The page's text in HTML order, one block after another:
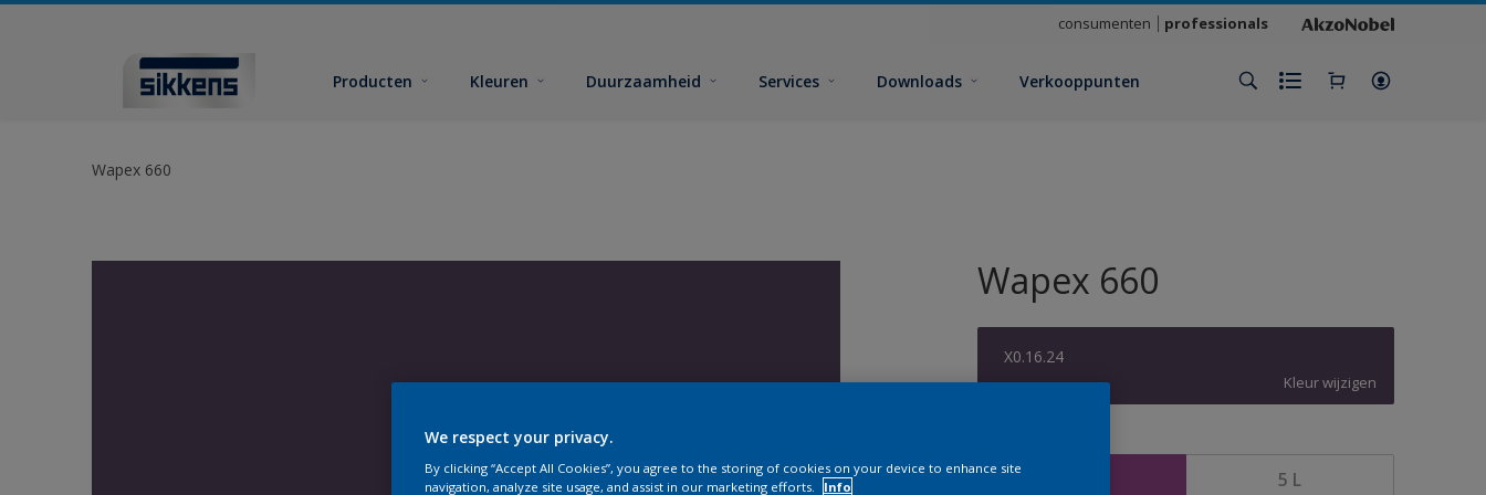
consumenten professionals
Producten Kleuren Duurzaamheid Services Downloads Verkooppunten
Wapex 660
Wapex 660
X0.16.24
Kleur wijzigen
5 L
We respect your privacy.
By clicking “Accept All Cookies”, you agree to the storing of cookies on your device to enhance site
navigation, analyze site usage, and assist in our marketing efforts.
Info